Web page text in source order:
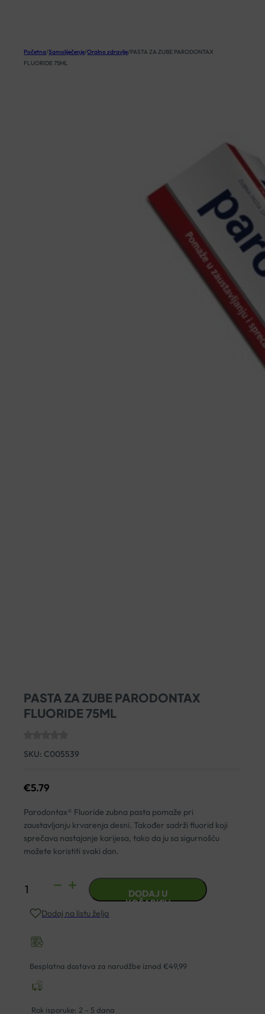
Početna/Samoliječenje/Oralno zdravlje/PASTA ZA ZUBE PARODONTAX
FLUORIDE 75ML
PASTA ZA ZUBE PARODONTAX
FLUORIDE 75ML
SKU: C005539
€5.79
Parodontax® Fluoride zubna pasta pomaže pri
zaustavljanju krvarenja desni. Također sadrži fluorid koji
sprečava nastajanje karijesa, tako da ju sa sigurnošću
možete koristiti svaki dan.
PASTA
ZUBE
FLUORIDE
75ML
DODAJ U
KOŠARICU
Dodaj na listu želja
Besplatna dostava za narudžbe iznad €49,99
Rok isporuke: 2 – 5 dana